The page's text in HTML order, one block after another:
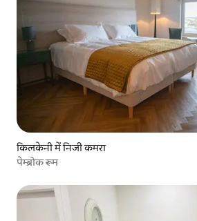
किलकेनी में निजी कमरा
पेम्ब्रोक रूम